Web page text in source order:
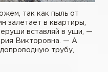
так как пыль от
залетает в квартиры,
вставляй в уши, —
Викторовна. — А
трубу,